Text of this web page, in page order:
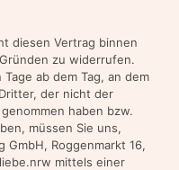
diesen Vertrag binnen
zu widerrufen.
ab dem Tag, an dem
der nicht der
haben bzw.
müssen Sie uns,
GmbH, Roggenmarkt 16,
mittels einer